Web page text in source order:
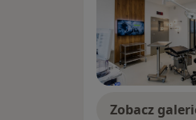
Zobacz